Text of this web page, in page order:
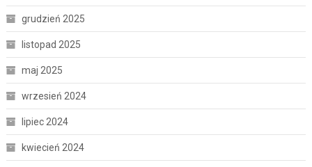
grudzień 2025
listopad 2025
maj 2025
wrzesień 2024
lipiec 2024
kwiecień 2024